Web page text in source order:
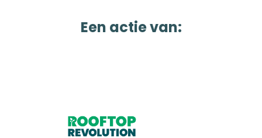
Een actie van: